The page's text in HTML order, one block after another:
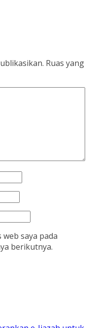
Ruas yang
saya pada
berikutnya.